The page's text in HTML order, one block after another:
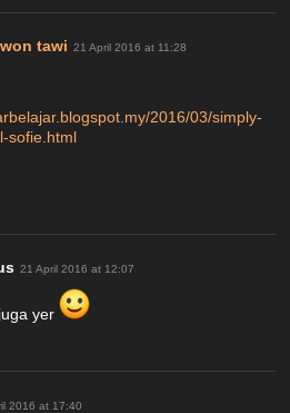
tawi 21 April 2016 at 11:28
2016/03/simply-
sofie.html
21 April 2016 at 12:07
yer
2016 at 17:40